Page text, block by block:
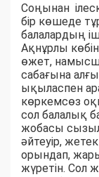
Соңынан
бір көшеде
балалардың
Ақнұрлы
өжет,
сабағына
ықыласпен
көркемсөз
сол балалық
жобасы
әйтеуір,
орындап,
жүретін. Сол